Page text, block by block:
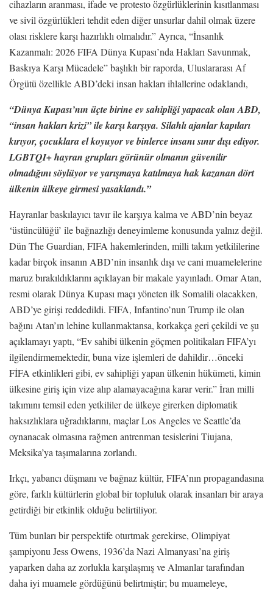
cihazların aranması, ifade ve protesto özgürlüklerinin kısıtlanması
ve sivil özgürlükleri tehdit eden diğer unsurlar dahil olmak üzere
olası risklere karşı hazırlıklı olmalıdır.” Ayrıca, “İnsanlık
Kazanmalı: 2026 FIFA Dünya Kupası’nda Hakları Savunmak,
Baskıya Karşı Mücadele” başlıklı bir raporda, Uluslararası Af
Örgütü özellikle ABD’deki insan hakları ihlallerine odaklandı,
“Dünya Kupası’nın üçte birine ev sahipliği yapacak olan ABD,
“insan hakları krizi” ile karşı karşıya. Silahlı ajanlar kapıları
kırıyor, çocuklara el koyuyor ve binlerce insanı sınır dışı ediyor.
LGBTQI+ hayran grupları görünür olmanın güvenilir
olmadığını söylüyor ve yarışmaya katılmaya hak kazanan dört
ülkenin ülkeye girmesi yasaklandı.”
Hayranlar baskılayıcı tavır ile karşıya kalma ve ABD’nin beyaz
‘üstüncülüğü’ ile bağnazlığı deneyimleme konusunda yalnız değil.
Dün The Guardian, FIFA hakemlerinden, milli takım yetkililerine
kadar birçok insanın ABD’nin insanlık dışı ve cani muamelelerine
maruz bırakıldıklarını açıklayan bir makale yayınladı. Omar Atan,
resmi olarak Dünya Kupası maçı yöneten ilk Somalili olacakken,
ABD’ye girişi reddedildi. FIFA, Infantino’nun Trump ile olan
bağını Atan’ın lehine kullanmaktansa, korkakça geri çekildi ve şu
açıklamayı yaptı, “Ev sahibi ülkenin göçmen politikaları FIFA’yı
ilgilendirmemektedir, buna vize işlemleri de dahildir…önceki
FİFA etkinlikleri gibi, ev sahipliği yapan ülkenin hükümeti, kimin
ülkesine giriş için vize alıp alamayacağına karar verir.” İran milli
takımını temsil eden yetkililer de ülkeye girerken diplomatik
haksızlıklara uğradıklarını, maçlar Los Angeles ve Seattle’da
oynanacak olmasına rağmen antrenman tesislerini Tiujana,
Meksika’ya taşımalarına zorlandı.
Irkçı, yabancı düşmanı ve bağnaz kültür, FIFA’nın propagandasına
göre, farklı kültürlerin global bir topluluk olarak insanları bir araya
getirdiği bir etkinlik olduğu belirtiliyor.
Tüm bunları bir perspektife oturtmak gerekirse, Olimpiyat
şampiyonu Jess Owens, 1936’da Nazi Almanyası’na giriş
yaparken daha az zorlukla karşılaşmış ve Almanlar tarafından
daha iyi muamele gördüğünü belirtmiştir; bu muameleye,